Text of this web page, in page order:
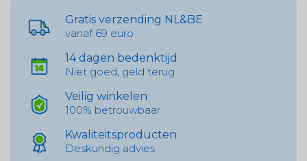
Gratis verzending NL&BE
vanaf 69 euro
14 dagen bedenktijd
Niet goed, geld terug
Veilig winkelen
100% betrouwbaar
Kwaliteitsproducten
Deskundig advies